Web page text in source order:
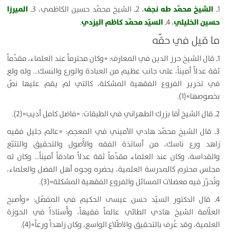
1ـ الشيخ محمّد طه نجف، 2ـ الشيخ محمّد حسين الكاظمي، 3ـ
الميرزا
حسين الخليلي، 4ـ السيّد محمّد كاظم اليزدي.
ما قيل في حقّه
1ـ قال الشيخ حرز الدين في المعارف: «وكان محترماً عند العلماء، مقدّماً
ثقة عدلاً أميناً، على جانب عظيم من العبادة والورع والنسك… وله ولع
في تحرير الفروع الفقهية المشكلة، كالتي لم يقم عليها نصّ
بخصوصها»(1).
2ـ قال الشيخ آقا بزرك الطهراني في الطبقات: «فاضل كامل أديب»(2).
3ـ قال الشيخ محمّد هادي الأميني في المعجم: «عالم جليل فقيه
زاهد ورع ناسك، من أساتذة الفقه والأُصول والتحقيق والتتبّع
والقداسة، وكان عند العلماء مقدّماً ثقة عدلاً صادقاً أميناً… وكان له
مجلس محترم كالمدرسة العلمية، يحضره وجوه أهل الفضل والعلماء،
وتُحرّر فيه معضلات المسائل والفروع الفقهية المشكلة»(3).
4ـ قال الدكتور السيّد حسن عيسى الحكيم في المفصّل: «وأصبح
العلّامة الشيخ هادي الطائي عالماً فقيهاً، وأُستاذاً في الحوزة
العلمية، وقد عُرف بالتحقيق والاطّلاع الواسع، وكان زاهداً ورعاً»(4).